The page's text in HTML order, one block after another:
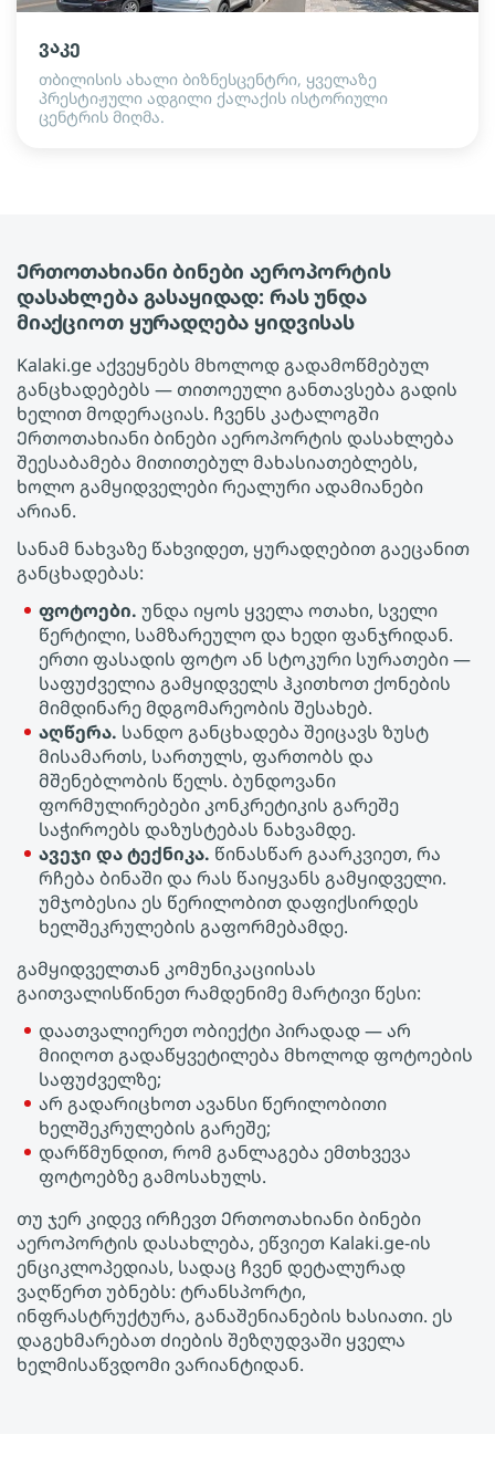
ვაკე
თბილისის ახალი ბიზნესცენტრი, ყველაზე
პრესტიჟული ადგილი ქალაქის ისტორიული
ცენტრის მიღმა.
Ერთოთახიანი ბინები აეროპორტის
დასახლება გასაყიდად: რას უნდა
მიაქციოთ ყურადღება ყიდვისას
Kalaki.ge აქვეყნებს მხოლოდ გადამოწმებულ
განცხადებებს — თითოეული განთავსება გადის
ხელით მოდერაციას. ჩვენს კატალოგში
Ერთოთახიანი ბინები აეროპორტის დასახლება
შეესაბამება მითითებულ მახასიათებლებს,
ხოლო გამყიდველები რეალური ადამიანები
არიან.
სანამ ნახვაზე წახვიდეთ, ყურადღებით გაეცანით
განცხადებას:
ფოტოები. უნდა იყოს ყველა ოთახი, სველი
წერტილი, სამზარეულო და ხედი ფანჯრიდან.
ერთი ფასადის ფოტო ან სტოკური სურათები —
საფუძველია გამყიდველს ჰკითხოთ ქონების
მიმდინარე მდგომარეობის შესახებ.
აღწერა. სანდო განცხადება შეიცავს ზუსტ
მისამართს, სართულს, ფართობს და
მშენებლობის წელს. ბუნდოვანი
ფორმულირებები კონკრეტიკის გარეშე
საჭიროებს დაზუსტებას ნახვამდე.
ავეჯი და ტექნიკა. წინასწარ გაარკვიეთ, რა
რჩება ბინაში და რას წაიყვანს გამყიდველი.
უმჯობესია ეს წერილობით დაფიქსირდეს
ხელშეკრულების გაფორმებამდე.
გამყიდველთან კომუნიკაციისას
გაითვალისწინეთ რამდენიმე მარტივი წესი:
დაათვალიერეთ ობიექტი პირადად — არ
მიიღოთ გადაწყვეტილება მხოლოდ ფოტოების
საფუძველზე;
არ გადარიცხოთ ავანსი წერილობითი
ხელშეკრულების გარეშე;
დარწმუნდით, რომ განლაგება ემთხვევა
ფოტოებზე გამოსახულს.
თუ ჯერ კიდევ ირჩევთ Ერთოთახიანი ბინები
აეროპორტის დასახლება, ეწვიეთ Kalaki.ge-ის
ენციკლოპედიას, სადაც ჩვენ დეტალურად
ვაღწერთ უბნებს: ტრანსპორტი,
ინფრასტრუქტურა, განაშენიანების ხასიათი. ეს
დაგეხმარებათ ძიების შეზღუდვაში ყველა
ხელმისაწვდომი ვარიანტიდან.